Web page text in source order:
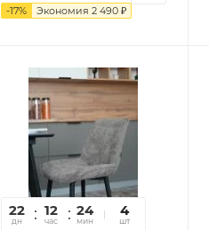
-17% Экономия 2 490₽
22
дн
12
час
24
мин
22
сек
4
шт